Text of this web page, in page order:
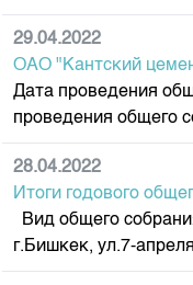
29.04.2022
ОАО "Кантский
Дата проведения
проведения общего
28.04.2022
Итоги годового
Вид общего
г.Бишкек, ул.7-